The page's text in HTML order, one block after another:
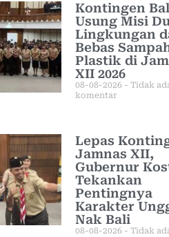
Kontingen
Usung Misi
Lingkungan
Bebas
Plastik di
XII 2026
08-08-2026
Tidak
komentar
Lepas
Jamnas XII,
Gubernur
Tekankan
Pentingnya
Karakter
Nak Bali
08-08-2026
Tidak